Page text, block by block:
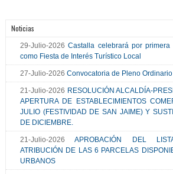
Noticias
29-Julio-2026Castalla celebrará por
como Fiesta de Interés Turístico Local
27-Julio-2026 Convocatoria de Pleno
21-Julio-2026 RESOLUCIÓN ALCALDÍA-
APERTURA DE ESTABLECIMIENTOS
JULIO (FESTIVIDAD DE SAN JAIME) Y
DE DICIEMBRE.
21-Julio-2026APROBACIÓN DEL
ATRIBUCIÓN DE LAS 6 PARCELAS
URBANOS